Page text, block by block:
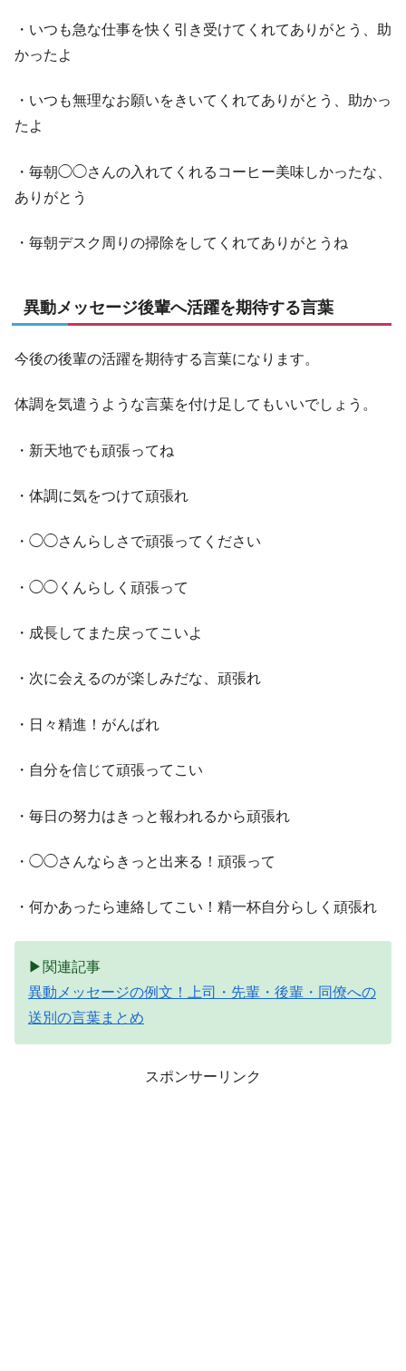
・いつも急な仕事を快く引き受けてくれてありがとう、助
かったよ
・いつも無理なお願いをきいてくれてありがとう、助かっ
たよ
・毎朝◯◯さんの入れてくれるコーヒー美味しかったな、
ありがとう
・毎朝デスク周りの掃除をしてくれてありがとうね
異動メッセージ後輩へ活躍を期待する言葉
今後の後輩の活躍を期待する言葉になります。
体調を気遣うような言葉を付け足してもいいでしょう。
・新天地でも頑張ってね
・体調に気をつけて頑張れ
・◯◯さんらしさで頑張ってください
・◯◯くんらしく頑張って
・成長してまた戻ってこいよ
・次に会えるのが楽しみだな、頑張れ
・日々精進！がんばれ
・自分を信じて頑張ってこい
・毎日の努力はきっと報われるから頑張れ
・◯◯さんならきっと出来る！頑張って
・何かあったら連絡してこい！精一杯自分らしく頑張れ
▶関連記事
異動メッセージの例文！上司・先輩・後輩・同僚への
送別の言葉まとめ
スポンサーリンク